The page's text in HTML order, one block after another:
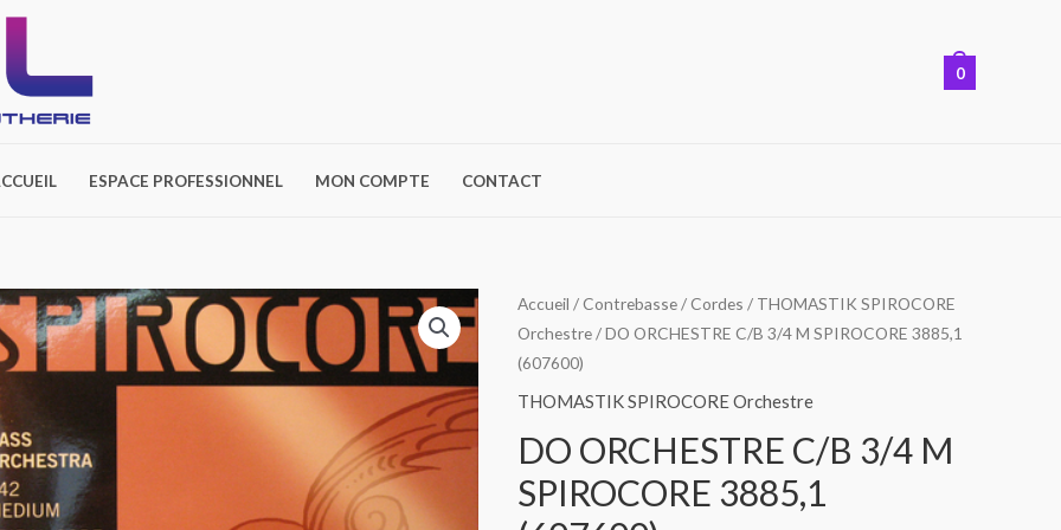
0
ESPACE PROFESSIONNEL MON COMPTE CONTACT
Accueil /Contrebasse/Cordes / THOMASTIK SPIROCORE
Orchestre/ DO ORCHESTRE C/B 3/4 M SPIROCORE 3885,1
(607600)
THOMASTIK SPIROCORE Orchestre
DO ORCHESTRE C/B 3/4 M
SPIROCORE 3885,1